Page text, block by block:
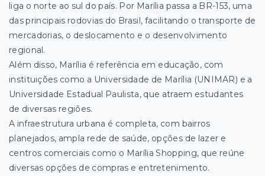
liga o norte ao sul do país. Por Marília passa a BR-153, uma
das principais rodovias do Brasil, facilitando o transporte de
mercadorias, o deslocamento e o desenvolvimento
regional.
Além disso, Marília é referência em educação, com
instituições como a Universidade de Marília (UNIMAR) e a
Universidade Estadual Paulista, que atraem estudantes
de diversas regiões.
A infraestrutura urbana é completa, com bairros
planejados, ampla rede de saúde, opções de lazer e
centros comerciais como o Marília Shopping, que reúne
diversas opções de compras e entretenimento.